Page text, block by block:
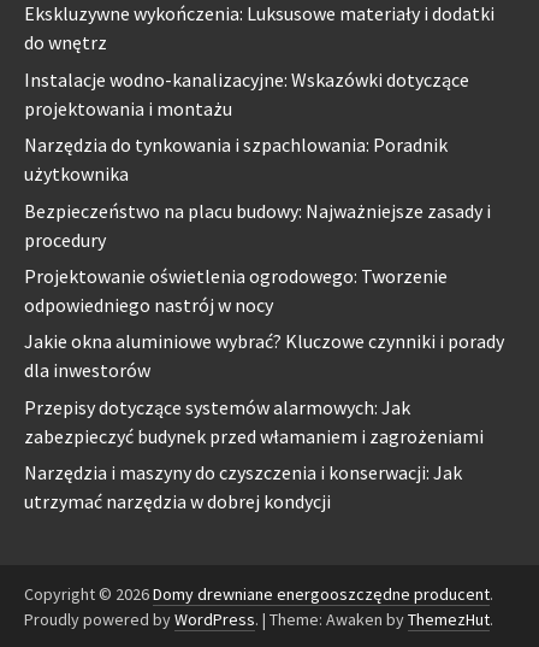
Ekskluzywne wykończenia: Luksusowe materiały i dodatki
do wnętrz
Instalacje wodno-kanalizacyjne: Wskazówki dotyczące
projektowania i montażu
Narzędzia do tynkowania i szpachlowania: Poradnik
użytkownika
Bezpieczeństwo na placu budowy: Najważniejsze zasady i
procedury
Projektowanie oświetlenia ogrodowego: Tworzenie
odpowiedniego nastrój w nocy
Jakie okna aluminiowe wybrać? Kluczowe czynniki i porady
dla inwestorów
Przepisy dotyczące systemów alarmowych: Jak
zabezpieczyć budynek przed włamaniem i zagrożeniami
Narzędzia i maszyny do czyszczenia i konserwacji: Jak
utrzymać narzędzia w dobrej kondycji
Copyright © 2026Domy drewniane energooszczędne producent.
Proudly powered byWordPress. | Theme: Awaken byThemezHut.